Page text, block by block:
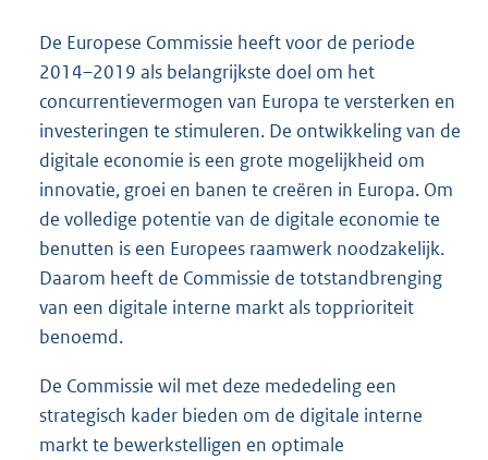
De Europese Commissie heeft voor de periode
2014–2019 als belangrijkste doel om het
concurrentievermogen van Europa te versterken en
investeringen te stimuleren. De ontwikkeling van de
digitale economie is een grote mogelijkheid om
innovatie, groei en banen te creëren in Europa. Om
de volledige potentie van de digitale economie te
benutten is een Europees raamwerk noodzakelijk.
Daarom heeft de Commissie de totstandbrenging
van een digitale interne markt als topprioriteit
benoemd.
De Commissie wil met deze mededeling een
strategisch kader bieden om de digitale interne
markt te bewerkstelligen en optimale